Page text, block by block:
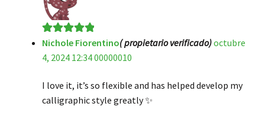
Valorado en5
de 5
Nichole Fiorentino( propietario verificado)octubre
4, 2024 12:34 00000010
I love it, it’s so flexible and has helped develop my
calligraphic style greatly ✨